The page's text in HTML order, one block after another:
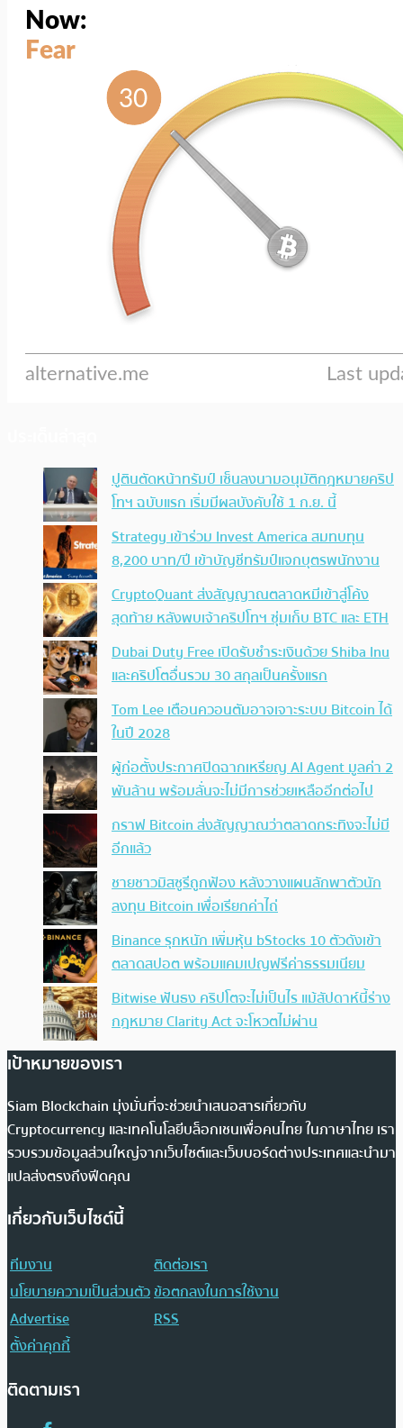
ปูตินตัดหน้าทรัมป์ เซ็นลงนามอนุมัติกฎหมายคริป
โทฯ ฉบับแรก เริ่มมีผลบังคับใช้ 1 ก.ย. นี้
Strategy เข้าร่วม Invest America สมทบทุน
8,200 บาท/ปี เข้าบัญชีทรัมป์แจกบุตรพนักงาน
CryptoQuant ส่งสัญญาณตลาดหมีเข้าสู่โค้ง
สุดท้าย หลังพบเจ้าคริปโทฯ ซุ่มเก็บ BTC และ ETH
Dubai Duty Free เปิดรับชำระเงินด้วย Shiba Inu
และคริปโตอื่นรวม 30 สกุลเป็นครั้งแรก
Tom Lee เตือนควอนตัมอาจเจาะระบบ Bitcoin ได้
ในปี 2028
ผู้ก่อตั้งประกาศปิดฉากเหรียญ AI Agent มูลค่า 2
พันล้าน พร้อมลั่นจะไม่มีการช่วยเหลืออีกต่อไป
กราฟ Bitcoin ส่งสัญญาณว่าตลาดกระทิงจะไม่มี
อีกแล้ว
ชายชาวมิสซูรีถูกฟ้อง หลังวางแผนลักพาตัวนัก
ลงทุน Bitcoin เพื่อเรียกค่าไถ่
Binance รุกหนัก เพิ่มหุ้น bStocks 10 ตัวดังเข้า
ตลาดสปอต พร้อมแคมเปญฟรีค่าธรรมเนียม
Bitwise ฟันธง คริปโตจะไม่เป็นไร แม้สัปดาห์นี้ร่าง
กฎหมาย Clarity Act จะโหวตไม่ผ่าน
เป้าหมายของเรา
Siam Blockchain มุ่งมั่นที่จะช่วยนำเสนอสารเกี่ยวกับ
Cryptocurrency และเทคโนโลยีบล็อกเชนเพื่อคนไทย ในภาษาไทย เรา
รวบรวมข้อมูลส่วนใหญ่จากเว็บไซต์และเว็บบอร์ดต่างประเทศและนำมา
แปลส่งตรงถึงฟีดคุณ
เกี่ยวกับเว็บไซต์นี้
ทีมงาน
ติดต่อเรา
นโยบายความเป็นส่วนตัวข้อตกลงในการใช้งาน
Advertise
RSS
ตั้งค่าคุกกี้
ติดตามเรา